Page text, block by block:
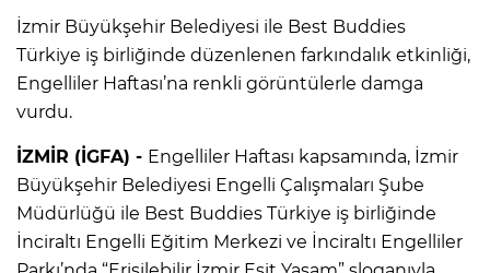
İzmir Büyükşehir Belediyesi ile Best Buddies
Türkiye iş birliğinde düzenlenen farkındalık etkinliği,
Engelliler Haftası’na renkli görüntülerle damga
vurdu.
İZMİR (İGFA) - Engelliler Haftası kapsamında, İzmir
Büyükşehir Belediyesi Engelli Çalışmaları Şube
Müdürlüğü ile Best Buddies Türkiye iş birliğinde
İnciraltı Engelli Eğitim Merkezi ve İnciraltı Engelliler